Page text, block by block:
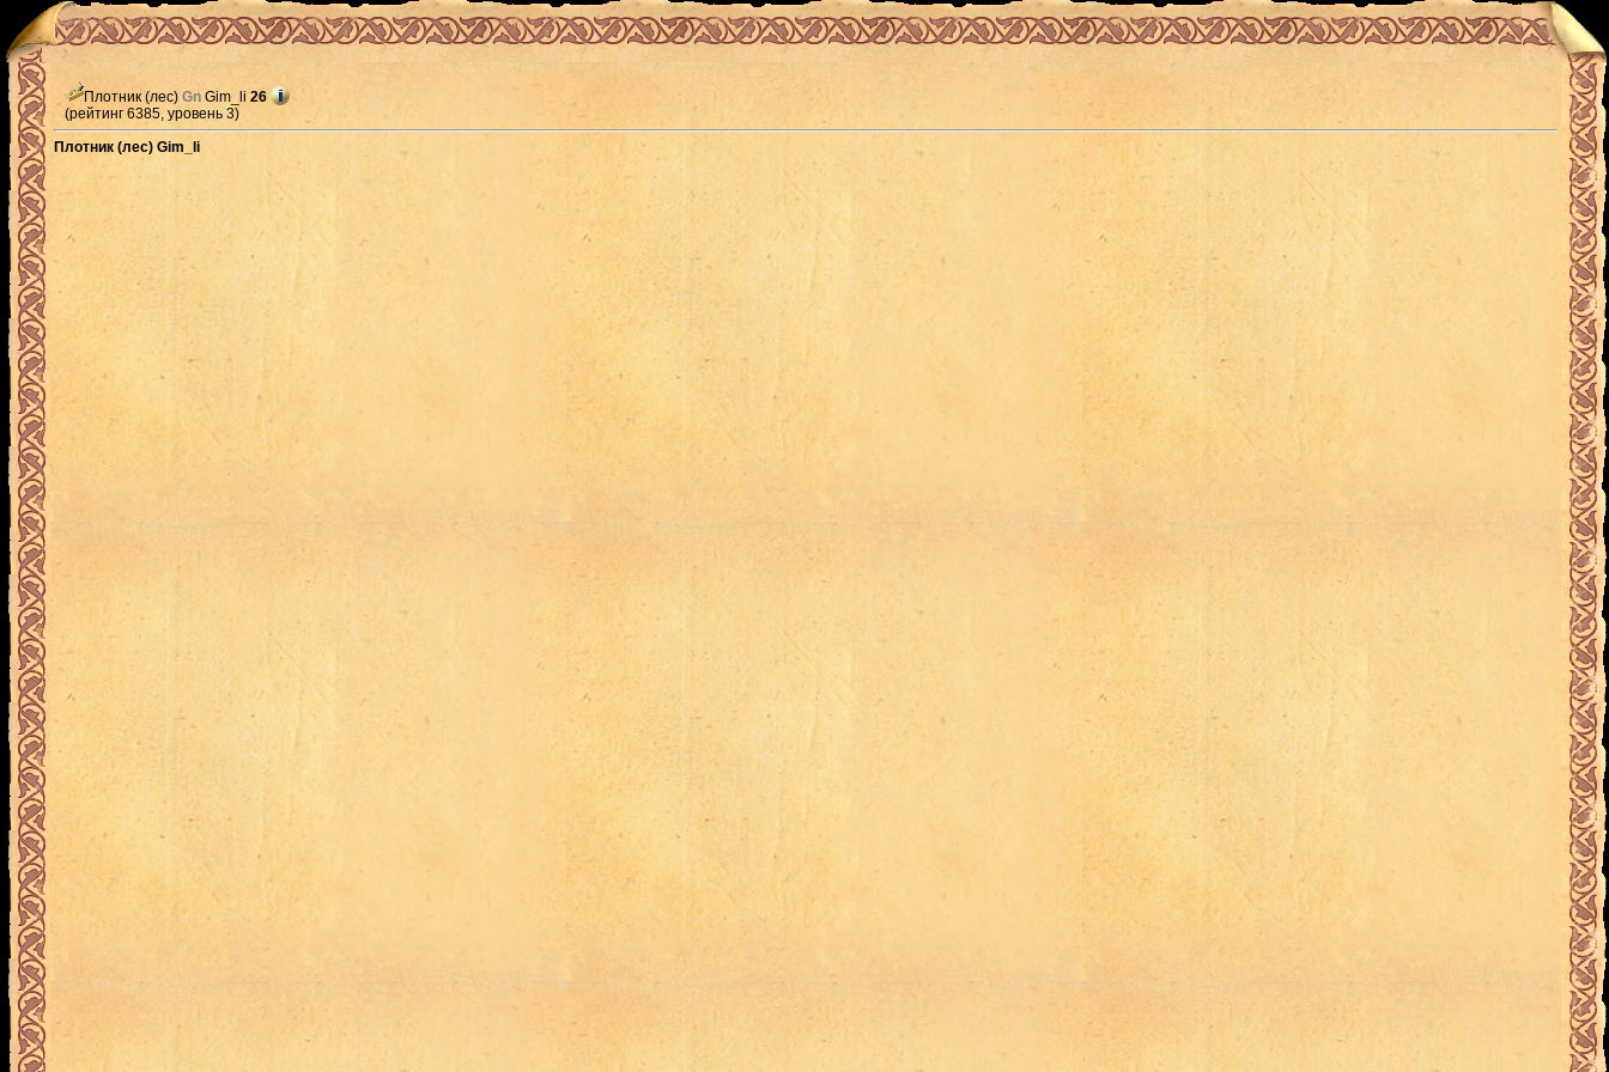
Плотник (лес) Gn Gim_li 26
(рейтинг 6385, уровень 3)
Плотник (лес) Gim_li